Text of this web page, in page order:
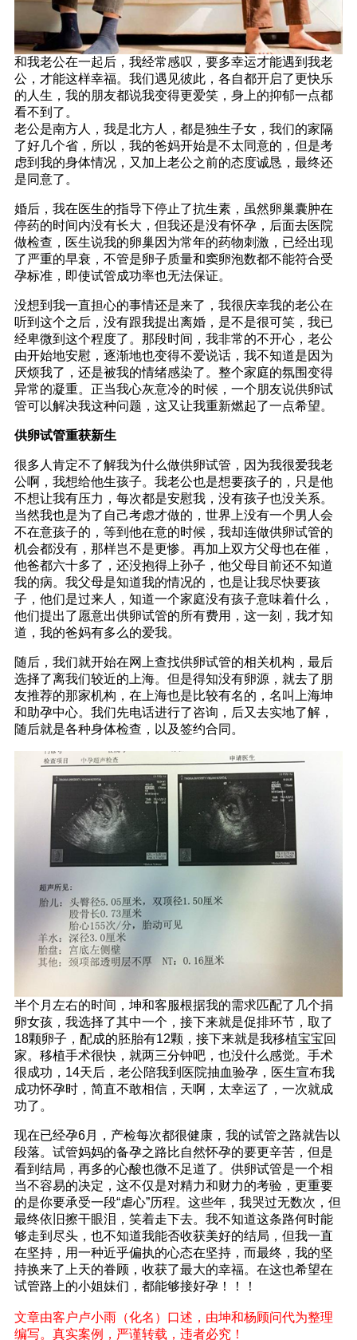
和我老公在一起后，我经常感叹，要多幸运才能遇到我老
公，才能这样幸福。我们遇见彼此，各自都开启了更快乐
的人生，我的朋友都说我变得更爱笑，身上的抑郁一点都
看不到了。
老公是南方人，我是北方人，都是独生子女，我们的家隔
了好几个省，所以，我的爸妈开始是不太同意的，但是考
虑到我的身体情况，又加上老公之前的态度诚恳，最终还
是同意了。
婚后，我在医生的指导下停止了抗生素，虽然卵巢囊肿在
停药的时间内没有长大，但我还是没有怀孕，后面去医院
做检查，医生说我的卵巢因为常年的药物刺激，已经出现
了严重的早衰，不管是卵子质量和窦卵泡数都不能符合受
孕标准，即使试管成功率也无法保证。
没想到我一直担心的事情还是来了，我很庆幸我的老公在
听到这个之后，没有跟我提出离婚，是不是很可笑，我已
经卑微到这个程度了。那段时间，我非常的不开心，老公
由开始地安慰，逐渐地也变得不爱说话，我不知道是因为
厌烦我了，还是被我的情绪感染了。整个家庭的氛围变得
异常的凝重。正当我心灰意冷的时候，一个朋友说供卵试
管可以解决我这种问题，这又让我重新燃起了一点希望。
供卵试管重获新生
很多人肯定不了解我为什么做供卵试管，因为我很爱我老
公啊，我想给他生孩子。我老公也是想要孩子的，只是他
不想让我有压力，每次都是安慰我，没有孩子也没关系。
当然我也是为了自己考虑才做的，世界上没有一个男人会
不在意孩子的，等到他在意的时候，我却连做供卵试管的
机会都没有，那样岂不是更惨。再加上双方父母也在催，
他爸都六十多了，还没抱得上孙子，他父母目前还不知道
我的病。我父母是知道我的情况的，也是让我尽快要孩
子，他们是过来人，知道一个家庭没有孩子意味着什么，
他们提出了愿意出供卵试管的所有费用，这一刻，我才知
道，我的爸妈有多么的爱我。
随后，我们就开始在网上查找供卵试管的相关机构，最后
选择了离我们较近的上海。但是得知没有卵源，就去了朋
友推荐的那家机构，在上海也是比较有名的，名叫上海坤
和助孕中心。我们先电话进行了咨询，后又去实地了解，
随后就是各种身体检查，以及签约合同。
半个月左右的时间，坤和客服根据我的需求匹配了几个捐
卵女孩，我选择了其中一个，接下来就是促排环节，取了
18颗卵子，配成的胚胎有12颗，接下来就是我移植宝宝回
家。移植手术很快，就两三分钟吧，也没什么感觉。手术
很成功，14天后，老公陪我到医院抽血验孕，医生宣布我
成功怀孕时，简直不敢相信，天啊，太幸运了，一次就成
功了。
现在已经孕6月，产检每次都很健康，我的试管之路就告以
段落。试管妈妈的备孕之路比自然怀孕的要更辛苦，但是
看到结局，再多的心酸也微不足道了。供卵试管是一个相
当不容易的决定，这不仅是对精力和财力的考验，更重要
的是你要承受一段“虐心”历程。这些年，我哭过无数次，但
最终依旧擦干眼泪，笑着走下去。我不知道这条路何时能
够走到尽头，也不知道我能否收获美好的结局，但我一直
在坚持，用一种近乎偏执的心态在坚持，而最终，我的坚
持换来了上天的眷顾，收获了最大的幸福。在这也希望在
试管路上的小姐妹们，都能够接好孕！！！
文章由客户卢小雨（化名）口述，由坤和杨顾问代为整理
编写。真实案例，严谨转载，违者必究！